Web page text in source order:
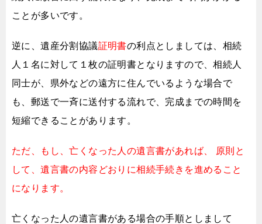
ことが多いです。
逆に、遺産分割協議証明書の利点としましては、 相続
人１名に対して１枚の証明書となりますので、相続人
同士が、県外などの遠方に住んでいるような場合で
も、 郵送で一斉に送付する流れで、完成までの時間を
短縮できることがあります。
ただ、もし、亡くなった人の遺言書があれば、
原則と
して、遺言書の内容どおりに相続手続きを進めること
になります。
亡くなった人の遺言書がある場合の手順としまして